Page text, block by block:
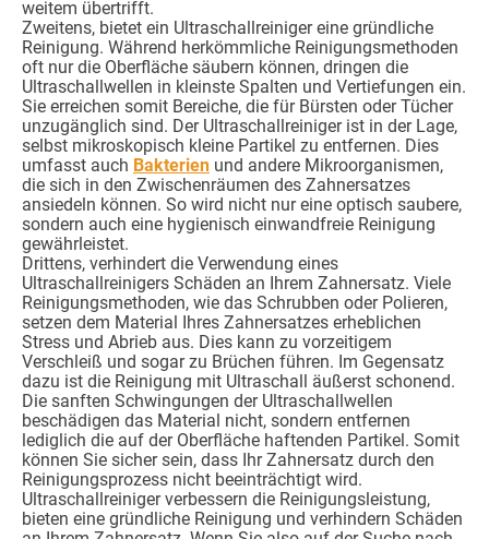
weitem übertrifft.
Zweitens, bietet ein Ultraschallreiniger eine gründliche
Reinigung. Während herkömmliche Reinigungsmethoden
oft nur die Oberfläche säubern können, dringen die
Ultraschallwellen in kleinste Spalten und Vertiefungen ein.
Sie erreichen somit Bereiche, die für Bürsten oder Tücher
unzugänglich sind. Der Ultraschallreiniger ist in der Lage,
selbst mikroskopisch kleine Partikel zu entfernen. Dies
umfasst auch Bakterien und andere Mikroorganismen,
die sich in den Zwischenräumen des Zahnersatzes
ansiedeln können. So wird nicht nur eine optisch saubere,
sondern auch eine hygienisch einwandfreie Reinigung
gewährleistet.
Drittens, verhindert die Verwendung eines
Ultraschallreinigers Schäden an Ihrem Zahnersatz. Viele
Reinigungsmethoden, wie das Schrubben oder Polieren,
setzen dem Material Ihres Zahnersatzes erheblichen
Stress und Abrieb aus. Dies kann zu vorzeitigem
Verschleiß und sogar zu Brüchen führen. Im Gegensatz
dazu ist die Reinigung mit Ultraschall äußerst schonend.
Die sanften Schwingungen der Ultraschallwellen
beschädigen das Material nicht, sondern entfernen
lediglich die auf der Oberfläche haftenden Partikel. Somit
können Sie sicher sein, dass Ihr Zahnersatz durch den
Reinigungsprozess nicht beeinträchtigt wird.
Ultraschallreiniger verbessern die Reinigungsleistung,
bieten eine gründliche Reinigung und verhindern Schäden